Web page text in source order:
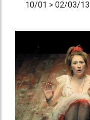
10/01 > 02/03/13